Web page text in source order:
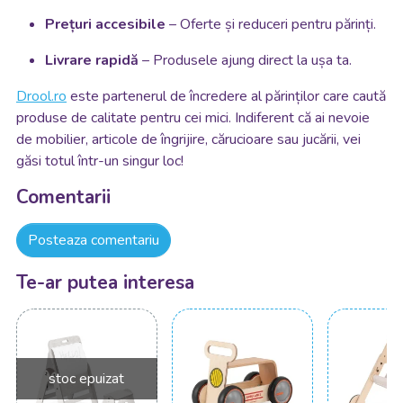
Prețuri accesibile – Oferte și reduceri pentru părinți.
Livrare rapidă – Produsele ajung direct la ușa ta.
Drool.ro este partenerul de încredere al părinților care caută
produse de calitate pentru cei mici. Indiferent că ai nevoie
de mobilier, articole de îngrijire, cărucioare sau jucării, vei
găsi totul într-un singur loc!
Comentarii
Posteaza comentariu
Te-ar putea interesa
stoc epuizat